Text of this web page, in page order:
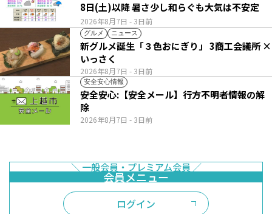
2026年8月7日 - 3日前
8日(土)以降 暑さ少し和らぐも大気は不安定
グルメ ニュース
2026年8月7日 - 3日前
新グルメ誕生「３色おにぎり」 3商工会議所 ×
いっさく
安全安心情報
2026年8月7日 - 3日前
安全安心:【安全メール】行方不明者情報の解
除
ログイン